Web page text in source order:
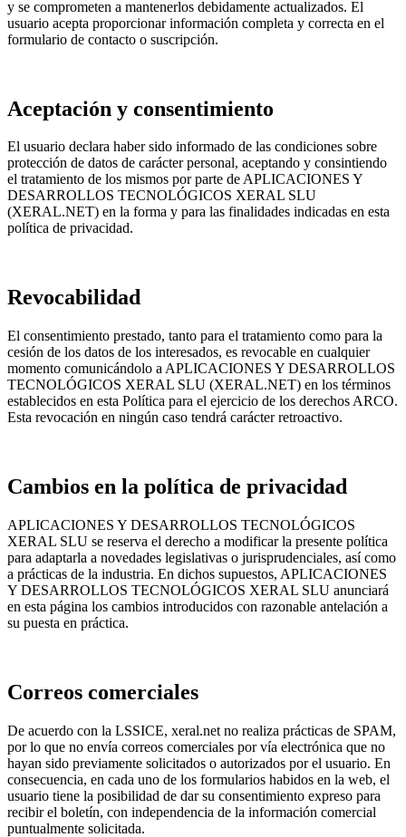
y se comprometen a mantenerlos debidamente actualizados. El
usuario acepta proporcionar información completa y correcta en el
formulario de contacto o suscripción.
Aceptación y consentimiento
El usuario declara haber sido informado de las condiciones sobre
protección de datos de carácter personal, aceptando y consintiendo
el tratamiento de los mismos por parte de APLICACIONES Y
DESARROLLOS TECNOLÓGICOS XERAL SLU
(XERAL.NET) en la forma y para las finalidades indicadas en esta
política de privacidad.
Revocabilidad
El consentimiento prestado, tanto para el tratamiento como para la
cesión de los datos de los interesados, es revocable en cualquier
momento comunicándolo a APLICACIONES Y DESARROLLOS
TECNOLÓGICOS XERAL SLU (XERAL.NET) en los términos
establecidos en esta Política para el ejercicio de los derechos ARCO.
Esta revocación en ningún caso tendrá carácter retroactivo.
Cambios en la política de privacidad
APLICACIONES Y DESARROLLOS TECNOLÓGICOS
XERAL SLU se reserva el derecho a modificar la presente política
para adaptarla a novedades legislativas o jurisprudenciales, así como
a prácticas de la industria. En dichos supuestos, APLICACIONES
Y DESARROLLOS TECNOLÓGICOS XERAL SLU anunciará
en esta página los cambios introducidos con razonable antelación a
su puesta en práctica.
Correos comerciales
De acuerdo con la LSSICE, xeral.net no realiza prácticas de SPAM,
por lo que no envía correos comerciales por vía electrónica que no
hayan sido previamente solicitados o autorizados por el usuario. En
consecuencia, en cada uno de los formularios habidos en la web, el
usuario tiene la posibilidad de dar su consentimiento expreso para
recibir el boletín, con independencia de la información comercial
puntualmente solicitada.